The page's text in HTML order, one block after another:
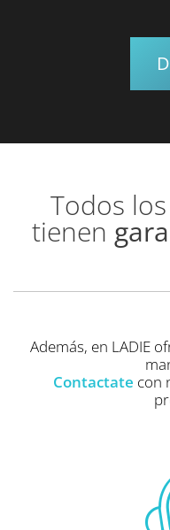
Todos
tienen
Además, en LADIE
Contactate con